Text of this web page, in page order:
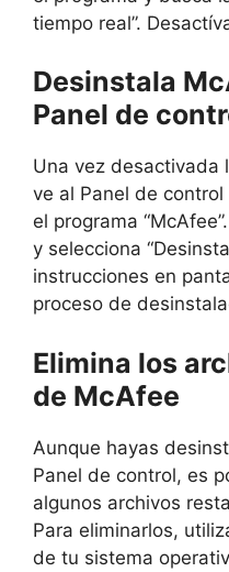
tiempo real”.
Desinstala
Panel de
Una vez desactivada
ve al Panel de
el programa
y selecciona
instrucciones en
proceso de
Elimina los
de McAfee
Aunque hayas
Panel de control, es
algunos archivos
Para eliminarlos,
de tu sistema